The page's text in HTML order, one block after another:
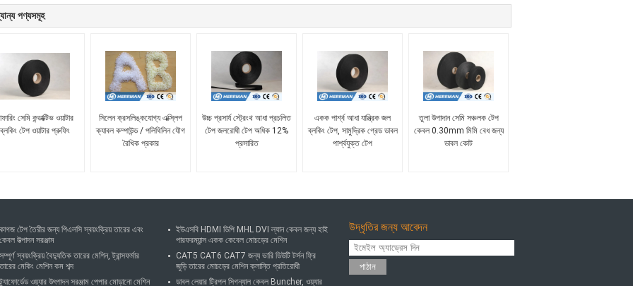
পণ্যসমূহ
সেমি কন্ডাক্টিভ ওয়াটার
ব্লকিং টেপ ওয়াটার প্রুফিং
সিলেন ক্রসলিঙ্কযোগ্য এক্স্লিপ
ক্যাবল কম্পাউন্ড / পলিথিলিন যৌগ
রৈখিক প্রকার
উচ্চ প্রসার্য স্ট্রেংথ আধা প্রচলিত
টেপ জলরোধী টেপ অধিক 12%
প্রসারিত
একক পার্শ্ব আধা যান্ত্রিক জল
ব্লকিং টেপ, সামুদ্রিক গ্রেড ডাবল
পার্শ্বযুক্ত টেপ
তুলা উপাদান সেমি সঞ্চলক টেপ
কেবল 0.30mm মিমি বেধ জন্য
ডাবল কোট
কাগজ টেপ তৈরীর জন্য পিএলসি স্বয়ংক্রিয় তারের এবং
কেবল উত্পাদন সরঞ্জাম
সম্পূর্ণ স্বয়ংক্রিয় বৈদ্যুতিক তারের মেশিন, ট্রান্সফর্মার
তারের মেকিং মেশিন কম শব্দ
ট্র্যাফোর্ডেড ওয়্যার উৎপাদন সরঞ্জাম পেপার মোড়ানো মেশিন
ইউএসবি HDMI ডিপি MHL DVI ল্যান কেবল জন্য হাই
পারফরম্যান্স একক কেবেল মোচড়ের মেশিন
CAT5 CAT6 CAT7 জন্য ভারি ডিউটি ​​টর্সন ফ্রি
জুড়ি তারের মোচড়ের মেশিন ক্লান্তি প্রতিরোধী
ডাবল লেয়ার ট্রিপল সিগন্যাল কেবল Buncher, ওয়্যার
উদ্ধৃতির জন্য আবেদন
পাঠান